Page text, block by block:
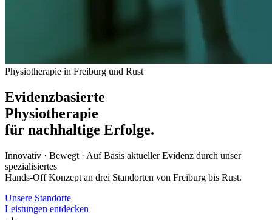
Physiotherapie in Freiburg und Rust
Evidenzbasierte
Physiotherapie
für nachhaltige Erfolge.
Innovativ · Bewegt · Auf Basis aktueller Evidenz durch unser
spezialisiertes
Hands-Off Konzept an drei Standorten von Freiburg bis Rust.
Unsere Standorte
Leistungen entdecken